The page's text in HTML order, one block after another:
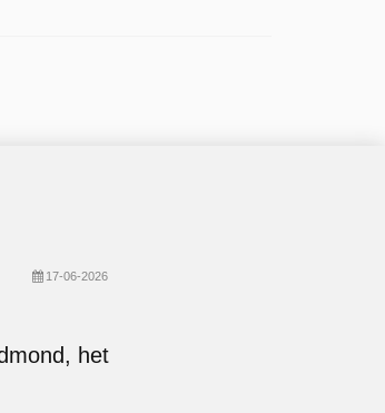
17-06-2026
het